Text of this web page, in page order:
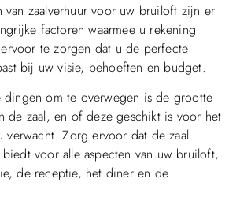
van zaalverhuur voor uw bruiloft zijn er
factoren waarmee u rekening
te zorgen dat u de perfecte
bij uw visie, behoeften en budget.
dingen om te overwegen is de grootte
de zaal, en of deze geschikt is voor het
verwacht. Zorg ervoor dat de zaal
voor alle aspecten van uw bruiloft,
de receptie, het diner en de